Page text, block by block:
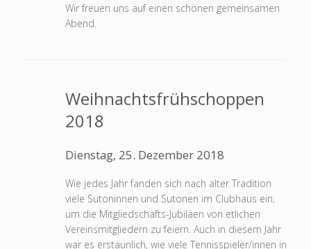
Wir freuen uns auf einen schönen gemeinsamen
Abend.
Weihnachtsfrühschoppen
2018
Dienstag, 25. Dezember 2018
Wie jedes Jahr fanden sich nach alter Tradition
viele Sutoninnen und Sutonen im Clubhaus ein,
um die Mitgliedschafts-Jubiläen von etlichen
Vereinsmitgliedern zu feiern. Auch in diesem Jahr
war es erstaunlich, wie viele Tennisspieler/innen in